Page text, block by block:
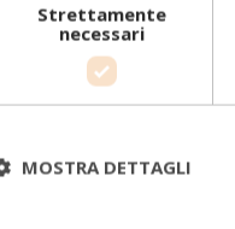
Strettamente
necessari
MOSTRA DETTAGLI